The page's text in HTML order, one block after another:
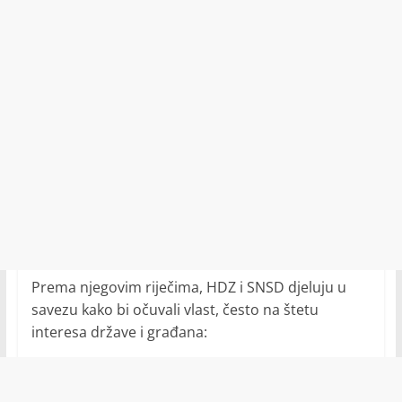
Prema njegovim riječima, HDZ i SNSD djeluju u
savezu kako bi očuvali vlast, često na štetu
interesa države i građana: